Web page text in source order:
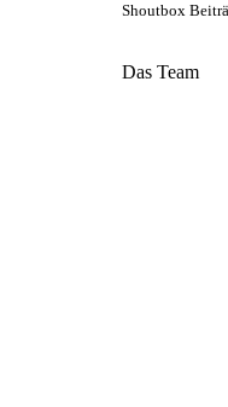
Shoutbox
Das Team